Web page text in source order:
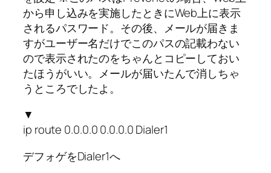
から申し込みを実施したときにWeb上に表示
されるパスワード。その後、メールが届きま
すがユーザー名だけでこのパスの記載わない
ので表示されたのをちゃんとコピーしておい
たほうがいい。メールが届いたんで消しちゃ
うところでしたよ。
▼
ip route 0.0.0.0 0.0.0.0 Dialer1
デフォゲをDialer1へ